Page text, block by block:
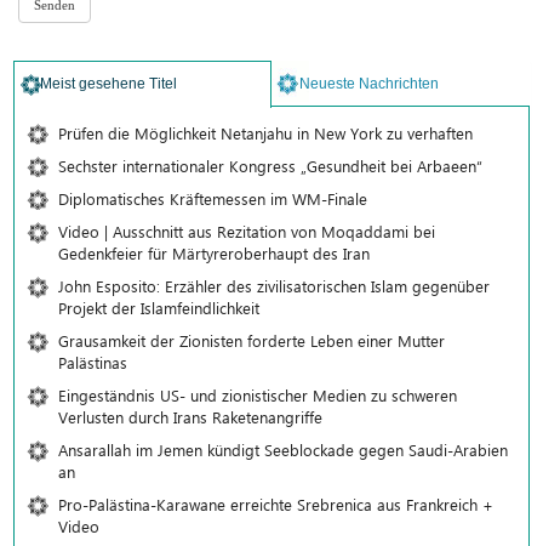
Meist gesehene Titel Neueste Nachrichten
Prüfen die Möglichkeit Netanjahu in New York zu verhaften
Sechster internationaler Kongress „Gesundheit bei Arbaeen“
Diplomatisches Kräftemessen im WM-Finale
Video | Ausschnitt aus Rezitation von Moqaddami bei
Gedenkfeier für Märtyreroberhaupt des Iran
John Esposito: Erzähler des zivilisatorischen Islam gegenüber
Projekt der Islamfeindlichkeit
Grausamkeit der Zionisten forderte Leben einer Mutter
Palästinas
Eingeständnis US- und zionistischer Medien zu schweren
Verlusten durch Irans Raketenangriffe
Ansarallah im Jemen kündigt Seeblockade gegen Saudi-Arabien
an
Pro-Palästina-Karawane erreichte Srebrenica aus Frankreich +
Video